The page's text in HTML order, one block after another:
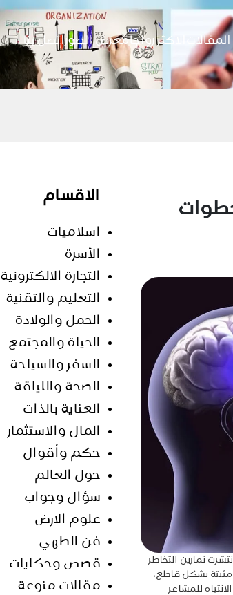
الاكثر رواجامعرض الصوراتصل بنا
تمارين التخاطر
مثبتة بشكل قاطع،
للمشاعر
الاقسام
اسلاميات
الأسرة
التجارة الالكترونية
التعليم والتقنية
الحمل والولادة
الحياة والمجتمع
السفر والسياحة
الصحة واللياقة
العناية بالذات
المال والاستثمار
حكم وأقوال
حول العالم
سؤال وجواب
علوم الارض
فن الطهي
قصص وحكايات
مقالات منوعة